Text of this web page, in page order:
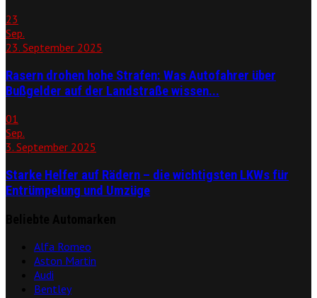
23
Sep.
23. September 2025
Rasern drohen hohe Strafen: Was Autofahrer über
Bußgelder auf der Landstraße wissen...
01
Sep.
3. September 2025
Starke Helfer auf Rädern – die wichtigsten LKWs für
Entrümpelung und Umzüge
Alfa Romeo
Aston Martin
Audi
Bentley